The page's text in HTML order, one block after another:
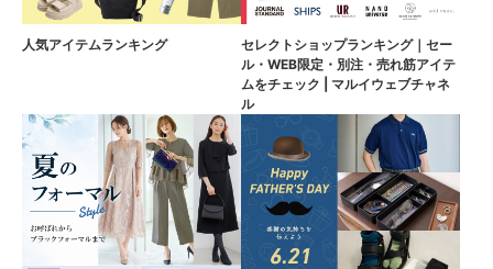
人気アイテムランキング
セレクトショップランキング｜セー
ル・WEB限定・別注・売れ筋アイテ
ムをチェック | マルイウェブチャネ
ル